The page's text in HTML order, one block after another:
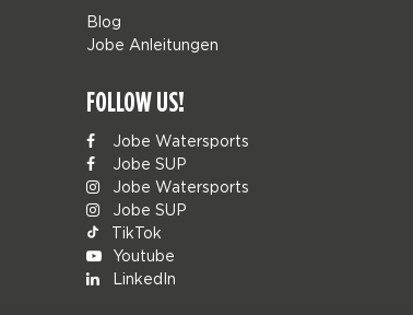
Blog
Jobe Anleitungen
FOLLOW US!
Jobe Watersports
Jobe SUP
Jobe Watersports
Jobe SUP
TikTok
Youtube
LinkedIn